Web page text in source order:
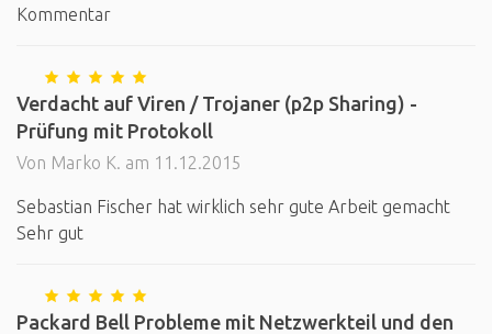
Kommentar
Verdacht auf Viren / Trojaner (p2p Sharing) -
Prüfung mit Protokoll
Von Marko K. am 11.12.2015
Sebastian Fischer hat wirklich sehr gute Arbeit gemacht
Sehr gut
Packard Bell Probleme mit Netzwerkteil und den